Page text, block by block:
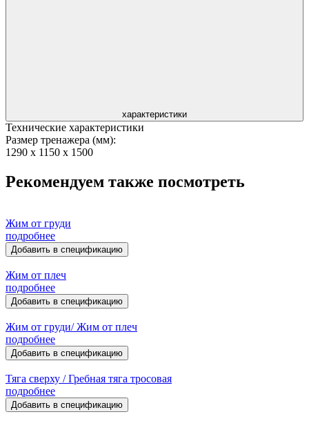
характеристики
Технические характеристики
Размер тренажера (мм):
1290 x 1150 x 1500
Рекомендуем также посмотреть
Жим от груди
подробнее
Добавить в спецификацию
Жим от плеч
подробнее
Добавить в спецификацию
Жим от груди/ Жим от плеч
подробнее
Добавить в спецификацию
Тяга сверху / Гребная тяга тросовая
подробнее
Добавить в спецификацию